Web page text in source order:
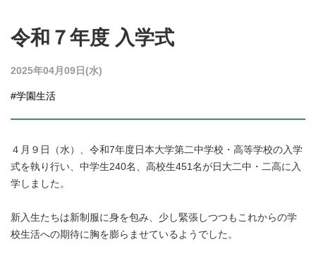
令和７年度 入学式
2025年04月09日(水)
#学園生活
４月９日（水）、令和7年度日本大学第二中学校・高等学校の入学
式を執り行い、 中学生240名、高校生451名が日大二中・二高に入
学しました。
新入生たちは新制服に身を包み、少し緊張しつつもこれからの学
校生活への期待に胸を膨らませているようでした。